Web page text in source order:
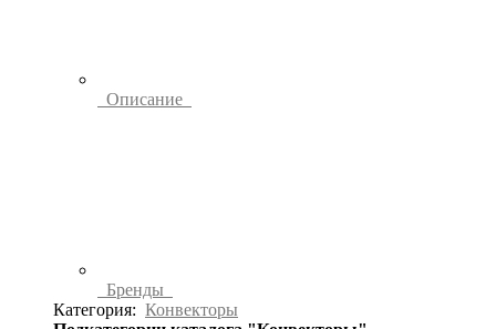
Описание
Бренды
Категория: Конвекторы